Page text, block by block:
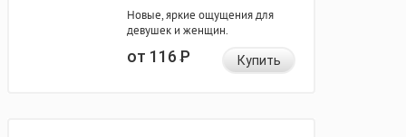
Новые, яркие ощущения для
девушек и женщин.
от 116Р Купить